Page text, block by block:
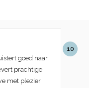
10
goed naar
prachtige
met plezier